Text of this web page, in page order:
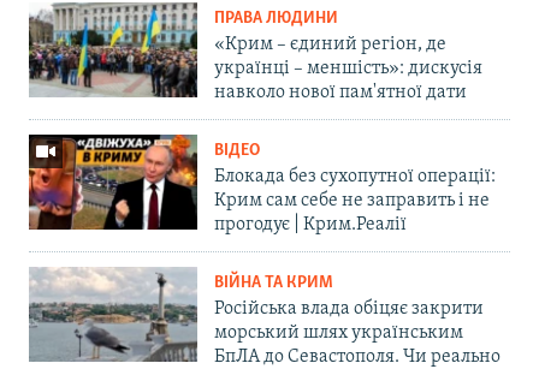
ПРАВА ЛЮДИНИ
«Крим – єдиний регіон, де
українці – меншість»: дискусія
навколо нової пам'ятної дати
ВІДЕО
Блокада без сухопутної операції:
Крим сам себе не заправить і не
прогодує | Крим.Реалії
ВІЙНА ТА КРИМ
Російська влада обіцяє закрити
морський шлях українським
БпЛА до Севастополя. Чи реально